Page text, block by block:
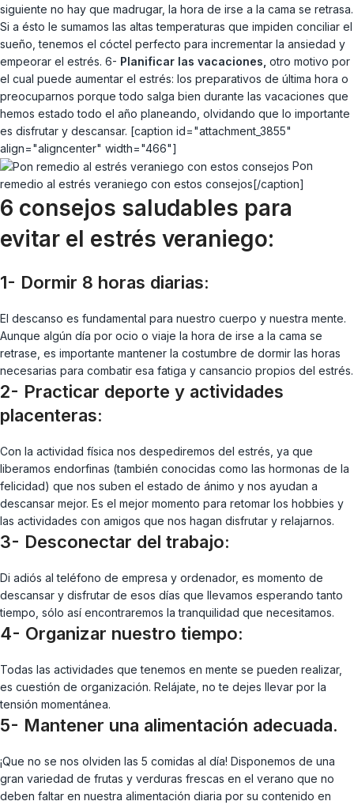
siguiente no hay que madrugar, la hora de irse a la cama se retrasa.
Si a ésto le sumamos las altas temperaturas que impiden conciliar el
sueño, tenemos el cóctel perfecto para incrementar la ansiedad y
empeorar el estrés. 6- Planificar las vacaciones, otro motivo por
el cual puede aumentar el estrés: los preparativos de última hora o
preocuparnos porque todo salga bien durante las vacaciones que
hemos estado todo el año planeando, olvidando que lo importante
es disfrutar y descansar. [caption id="attachment_3855"
align="aligncenter" width="466"]
Pon
remedio al estrés veraniego con estos consejos[/caption]
6 consejos saludables para
evitar el estrés veraniego:
1- Dormir 8 horas diarias:
El descanso es fundamental para nuestro cuerpo y nuestra mente.
Aunque algún día por ocio o viaje la hora de irse a la cama se
retrase, es importante mantener la costumbre de dormir las horas
necesarias para combatir esa fatiga y cansancio propios del estrés.
2- Practicar deporte y actividades
placenteras:
Con la actividad física nos despediremos del estrés, ya que
liberamos endorfinas (también conocidas como las hormonas de la
felicidad) que nos suben el estado de ánimo y nos ayudan a
descansar mejor. Es el mejor momento para retomar los hobbies y
las actividades con amigos que nos hagan disfrutar y relajarnos.
3- Desconectar del trabajo:
Di adiós al teléfono de empresa y ordenador, es momento de
descansar y disfrutar de esos días que llevamos esperando tanto
tiempo, sólo así encontraremos la tranquilidad que necesitamos.
4- Organizar nuestro tiempo:
Todas las actividades que tenemos en mente se pueden realizar,
es cuestión de organización. Relájate, no te dejes llevar por la
tensión momentánea.
5- Mantener una alimentación adecuada.
¡Que no se nos olviden las 5 comidas al día! Disponemos de una
gran variedad de frutas y verduras frescas en el verano que no
deben faltar en nuestra alimentación diaria por su contenido en